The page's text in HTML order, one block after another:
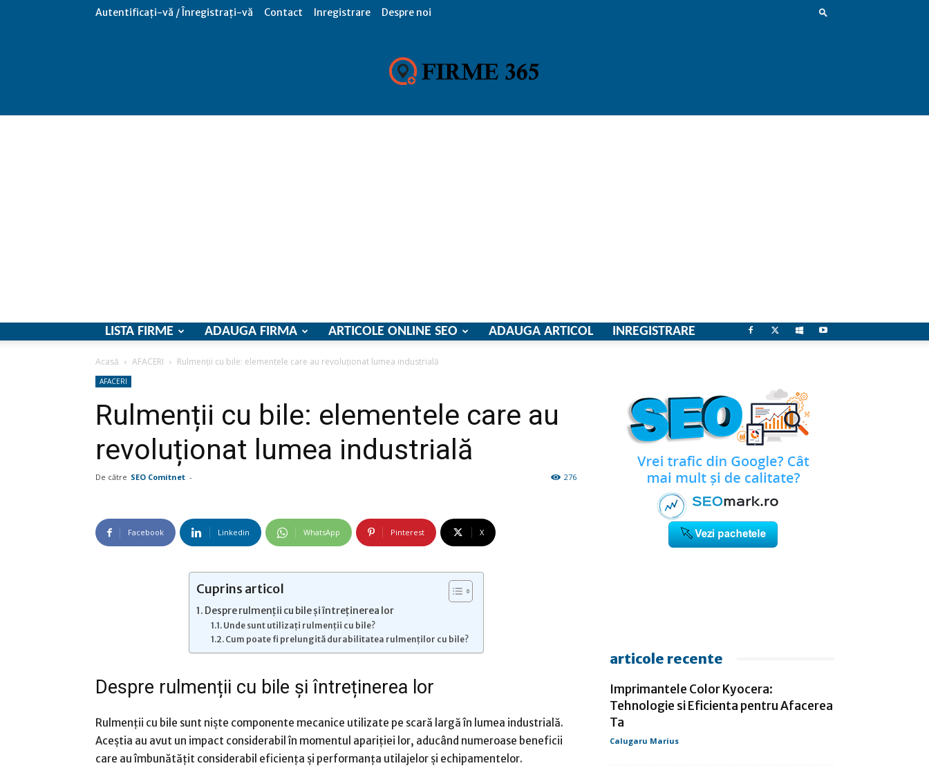
Autentificați-vă / Înregistrați-vă Contact Inregistrare Despre noi
comunicate
presa
LISTA FIRME ADAUGA FIRMA ARTICOLE ONLINE SEO ADAUGA ARTICOL INREGISTRARE
Acasă AFACERI Rulmenții cu bile: elementele care au revoluționat lumea industrială
AFACERI
Rulmenții cu bile: elementele care au
revoluționat lumea industrială
De către SEO Comitnet - 276
Facebook Linkedin WhatsApp Pinterest X
Cuprins articol
Despre rulmenții cu bile și întreținerea lor
Unde sunt utilizați rulmenții cu bile?
Cum poate fi prelungită durabilitatea rulmenților cu bile?
Despre rulmenții cu bile și întreținerea lor
Rulmenții cu bile sunt niște componente mecanice utilizate pe scară largă în lumea industrială.
Aceștia au avut un impact considerabil în momentul apariției lor, aducând numeroase beneficii
care au îmbunătățit considerabil eficiența și performanța utilajelor și echipamentelor.
articole recente
Imprimantele Color Kyocera:
Tehnologie si Eficienta pentru Afacerea
Ta
Calugaru Marius